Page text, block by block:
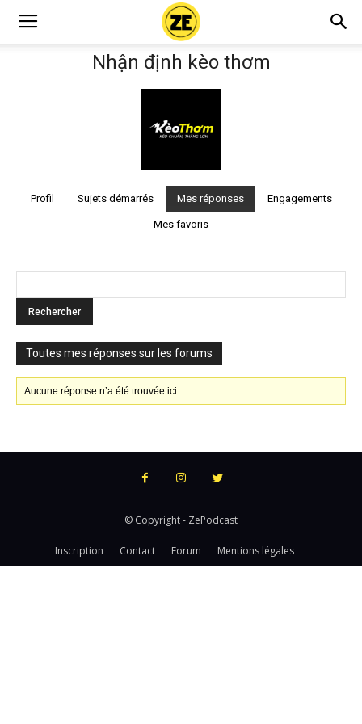
Nhận định kèo thơm
Profil Sujets démarrés Mes réponses Engagements
Mes favoris
Toutes mes réponses sur les forums
Aucune réponse n’a été trouvée ici.
© Copyright - ZePodcast
Inscription Contact Forum Mentions légales